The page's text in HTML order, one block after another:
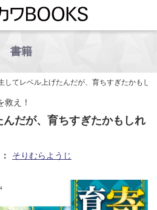
書籍
してレベル上げたんだが、育ちすぎたかもし
え！
だが、育ちすぎたかもしれ
そりむらようじ